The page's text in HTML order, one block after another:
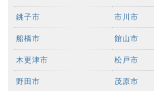
銚子市 市川市
船橋市 館山市
木更津市 松戸市
野田市 茂原市